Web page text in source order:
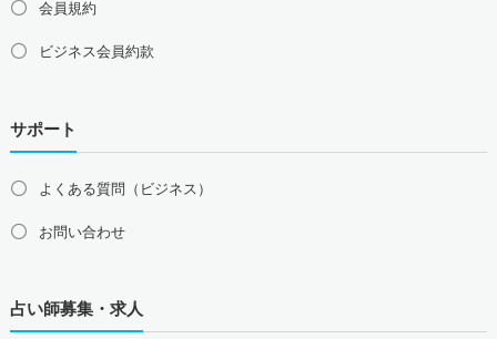
会員規約
ビジネス会員約款
サポート
よくある質問（ビジネス）
お問い合わせ
占い師募集・求人